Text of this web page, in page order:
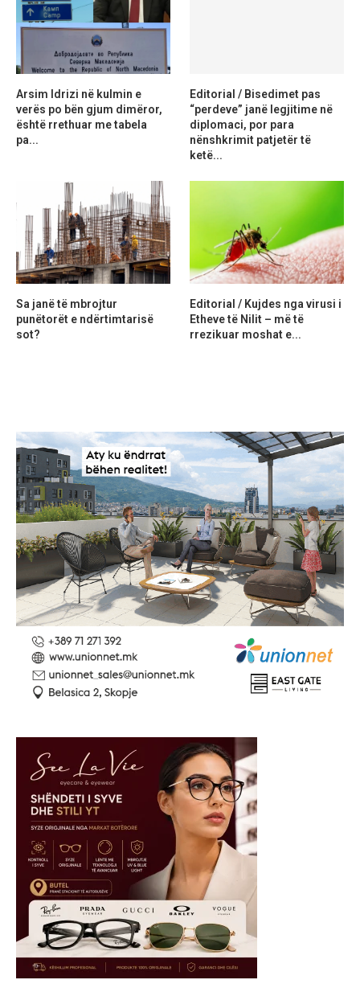
Arsim Idrizi në kulmin e
verës po bën gjum dimëror,
është rrethuar me tabela
pa...
Editorial / Bisedimet pas
“perdeve” janë legjitime në
diplomaci, por para
nënshkrimit patjetër të
ketë...
Sa janë të mbrojtur
punëtorët e ndërtimtarisë
sot?
Editorial / Kujdes nga virusi i
Etheve të Nilit – më të
rrezikuar moshat e...